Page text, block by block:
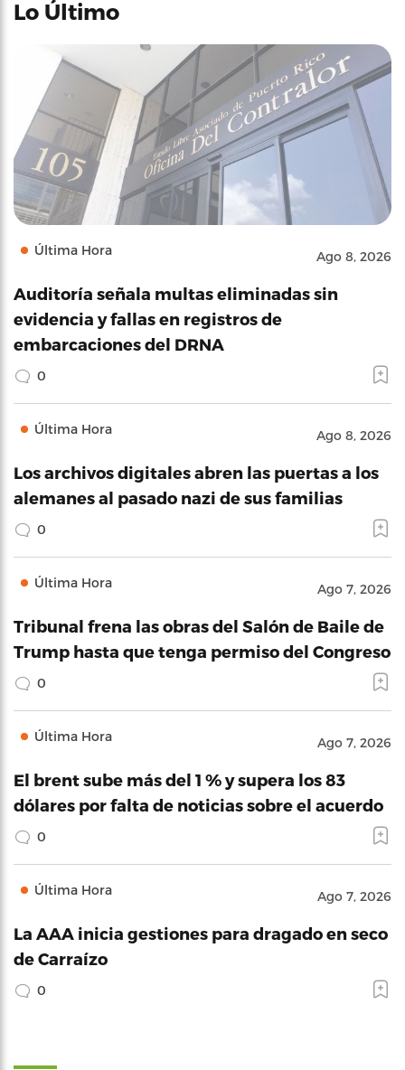
Lo Último
Última Hora Ago 8, 2026
Auditoría señala multas eliminadas sin
evidencia y fallas en registros de
embarcaciones del DRNA
0
Última Hora Ago 8, 2026
Los archivos digitales abren las puertas a los
alemanes al pasado nazi de sus familias
0
Última Hora Ago 7, 2026
Tribunal frena las obras del Salón de Baile de
Trump hasta que tenga permiso del Congreso
0
Última Hora Ago 7, 2026
El brent sube más del 1 % y supera los 83
dólares por falta de noticias sobre el acuerdo
0
Última Hora Ago 7, 2026
La AAA inicia gestiones para dragado en seco
de Carraízo
0